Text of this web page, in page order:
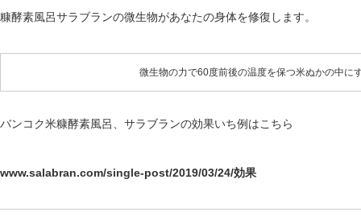
糠酵素風呂サラブランの微生物があなたの身体を修復します。
微生物の力で60度前後の温度を保つ米ぬかの中に
バンコク米糠酵素風呂、サラブランの効果いち例はこちら
www.salabran.com/single-post/2019/03/24/効果